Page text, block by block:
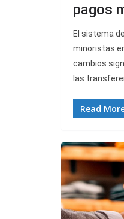
pagos
El sistema
minoristas
cambios
las
Read